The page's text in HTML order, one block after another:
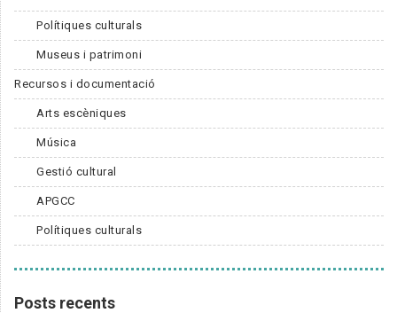
Polítiques culturals
Museus i patrimoni
Recursos i documentació
Arts escèniques
Música
Gestió cultural
APGCC
Polítiques culturals
Posts recents